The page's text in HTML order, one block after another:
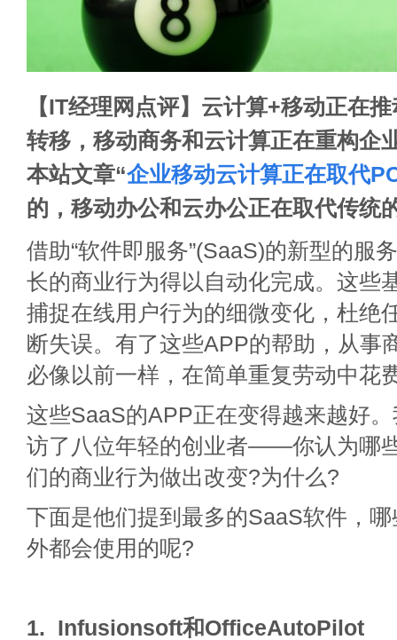
【IT经理网点评】云计算+移动正在
转移，移动商务和云计算正在重构企
本站文章“企业移动云计算正在取代
的，移动办公和云办公正在取代传统
借助“软件即服务”(SaaS)的新型的服
长的商业行为得以自动化完成。这些
捕捉在线用户行为的细微变化，杜绝
断失误。有了这些APP的帮助，从事
必像以前一样，在简单重复劳动中花
这些SaaS的APP正在变得越来越好
访了八位年轻的创业者——你认为哪
们的商业行为做出改变?为什么?
下面是他们提到最多的SaaS软件，
外都会使用的呢?
1. Infusionsoft和OfficeAutoPilot